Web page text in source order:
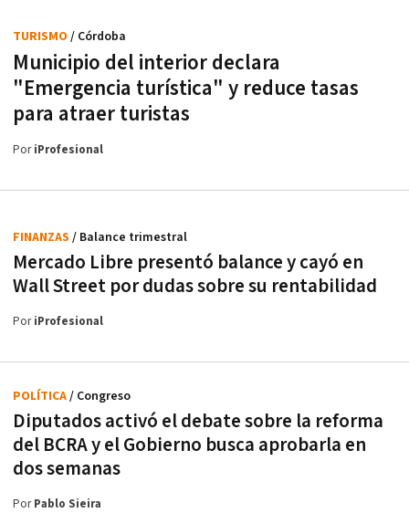
Municipio del interior declara
"Emergencia turística" y reduce tasas
para atraer turistas
TURISMO / Córdoba
PoriProfesional
Mercado Libre presentó balance y cayó en
Wall Street por dudas sobre su rentabilidad
FINANZAS / Balance trimestral
PoriProfesional
Diputados activó el debate sobre la reforma
del BCRA y el Gobierno busca aprobarla en
dos semanas
POLÍTICA/ Congreso
PorPablo Sieira